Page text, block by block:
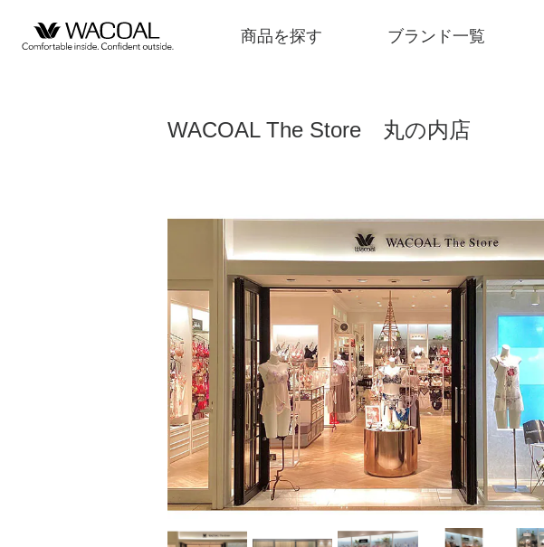
商品を探す ブランド一覧
ブランド一覧
店舗検索
新着情報
重要なお知らせ
お知らせ
ワコールウェブストア
WACOAL The Store 丸の内店